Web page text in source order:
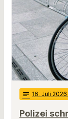
notes 16. Juli
Polizei